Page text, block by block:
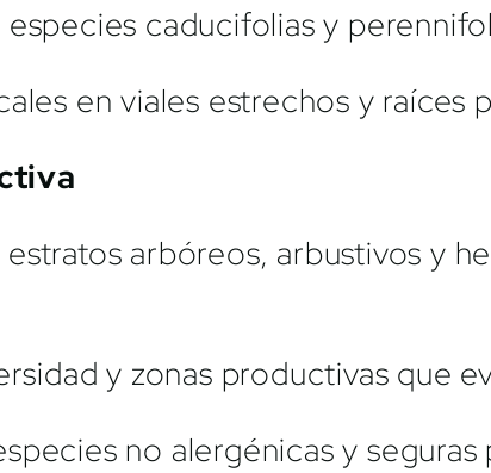
caducifolias y
en viales estrechos y raíces
arbóreos, arbustivos y
y zonas productivas que
no alergénicas y seguras